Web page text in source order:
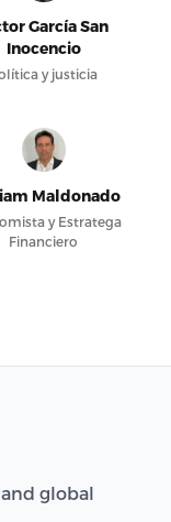
García San
Inocencio
y justicia
Maldonado
y Estratega
Financiero
global